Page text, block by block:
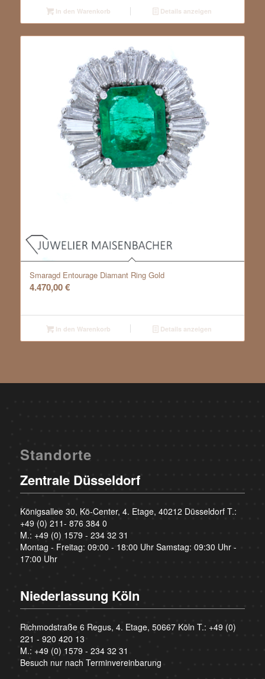
In den Warenkorb Details anzeigen
Smaragd Entourage Diamant Ring Gold
4.470,00€
In den Warenkorb Details anzeigen
Standorte
Zentrale Düsseldorf
Königsallee 30, Kö-Center, 4. Etage, 40212 Düsseldorf T.:
+49 (0) 211- 876 384 0
M.: +49 (0) 1579 - 234 32 31
Montag - Freitag: 09:00 - 18:00 Uhr Samstag: 09:30 Uhr -
17:00 Uhr
Niederlassung Köln
Richmodstraße 6 Regus, 4. Etage, 50667 Köln T.: +49 (0)
221 - 920 420 13
M.: +49 (0) 1579 - 234 32 31
Besuch nur nach Terminvereinbarung